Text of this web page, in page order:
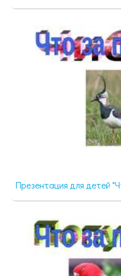
Презентация для детей